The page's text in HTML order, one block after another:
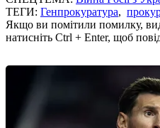
ТЕГИ: Генпрокуратура,
Якщо ви помітили помилку,
натисніть Ctrl + Enter, щоб